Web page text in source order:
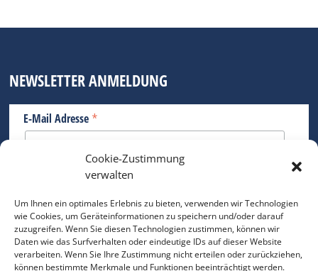
Cookie-Zustimmung
verwalten
Um Ihnen ein optimales Erlebnis zu bieten, verwenden wir Technologien
wie Cookies, um Geräteinformationen zu speichern und/oder darauf
zuzugreifen. Wenn Sie diesen Technologien zustimmen, können wir
Daten wie das Surfverhalten oder eindeutige IDs auf dieser Website
verarbeiten. Wenn Sie Ihre Zustimmung nicht erteilen oder zurückziehen,
können bestimmte Merkmale und Funktionen beeinträchtigt werden.
NEWSLETTER ANMELDUNG
E-Mail Adresse *
Bitte geben Sie Ihre E-Mail Adresse ein.
*